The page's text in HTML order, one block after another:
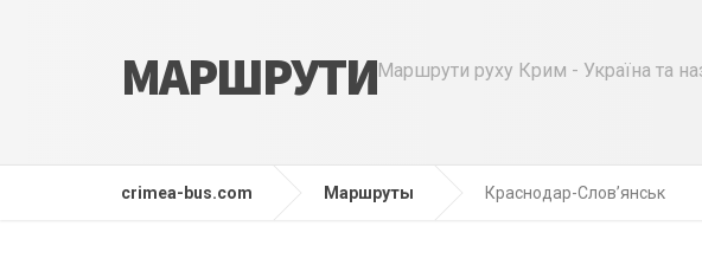
МАРШРУТИМаршрути руху Крим - Україна та
crimea-bus.com Маршруты Краснодар-Слов’янськ